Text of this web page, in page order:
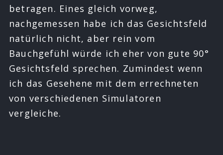
betragen. Eines gleich vorweg,
nachgemessen habe ich das Gesichtsfeld
natürlich nicht, aber rein vom
Bauchgefühl würde ich eher von gute 90°
Gesichtsfeld sprechen. Zumindest wenn
ich das Gesehene mit dem errechneten
von verschiedenen Simulatoren
vergleiche.